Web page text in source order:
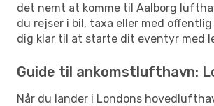
det nemt at komme til Aalborg
du rejser i bil, taxa eller med
dig klar til at starte dit eventyr med
Guide til ankomstlufthavn:
Når du lander i Londons